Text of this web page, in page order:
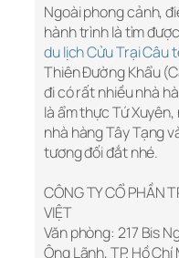
Ngoài phong cảnh,
hành trình là tìm
du lịch Cửu Trại Câu
Thiên Đường Khẩu
đi có rất nhiều nhà
là ẩm thực Tứ
nhà hàng Tây Tạng
tương đối đắt nhé.
CÔNG TY CỔ PHẦN
VIỆT
Văn phòng: 217 Bis
Ông Lãnh, TP. Hồ Chí